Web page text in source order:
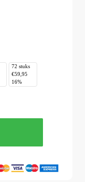
72 stuks
€59,95
16%